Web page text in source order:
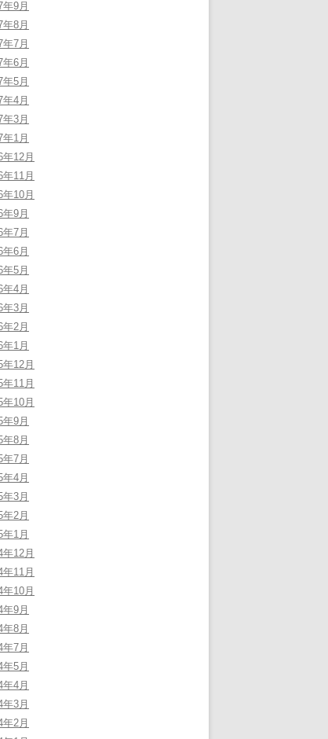
9月
8月
7月
6月
5月
4月
3月
1月
年12月
年11月
年10月
9月
7月
6月
5月
4月
3月
2月
1月
年12月
年11月
年10月
9月
8月
7月
4月
3月
2月
1月
年12月
年11月
年10月
9月
8月
7月
5月
4月
3月
2月